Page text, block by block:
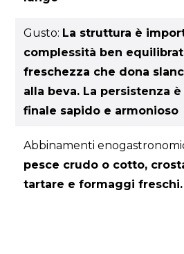
Gusto: La struttura è
complessità ben
freschezza che dona
alla beva. La persistenza
finale sapido e armonioso
Abbinamenti
pesce crudo o cotto,
tartare e formaggi freschi.